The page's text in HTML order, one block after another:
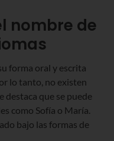
nombre de
forma oral y escrita
lo tanto, no existen
destaca que se puede
como Sofía o María.
bajo las formas de